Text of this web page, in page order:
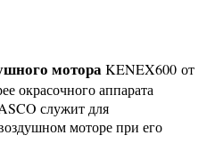
мотораKENEX600 от
окрасочного аппарата
служит для
моторе при его